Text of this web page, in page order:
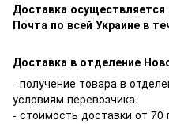
Доставка
Почта по всей Украине в
Доставка в отделение
- получение товара в
условиям перевозчика.
- стоимость доставки от 70